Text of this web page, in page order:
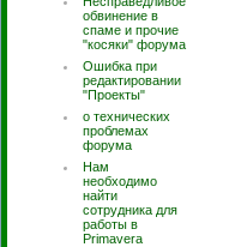
обвинение в
спаме и прочие
"косяки" форума
Ошибка при
редактировании
"Проекты"
о технических
проблемах
форума
Нам
необходимо
найти
сотрудника для
работы в
Primavera